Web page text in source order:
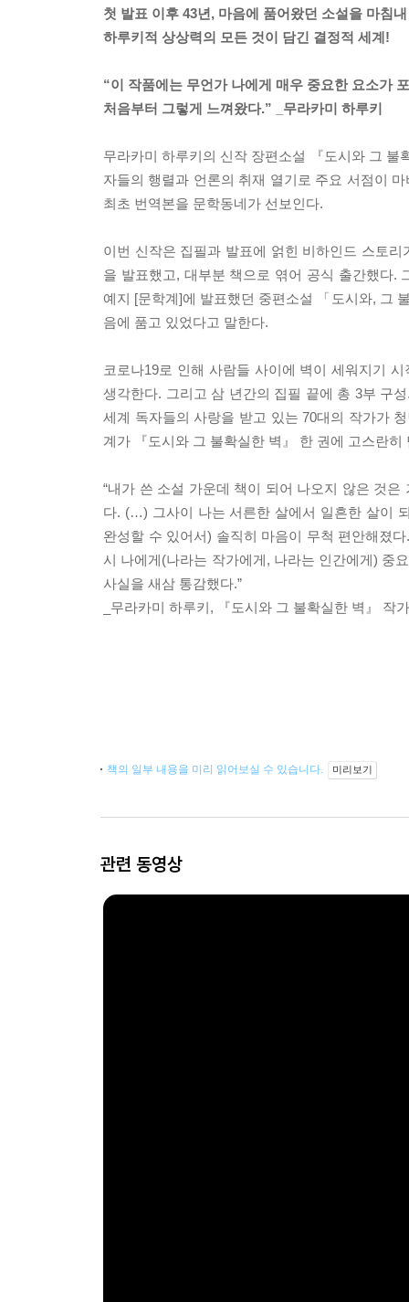
첫 발표 이후 43년, 마음에 품어왔던 소설을 마침
하루키적 상상력의 모든 것이 담긴 결정적 세계!
“이 작품에는 무언가 나에게 매우 중요한 요소가
처음부터 그렇게 느껴왔다.” _무라카미 하루키
무라카미 하루키의 신작 장편소설 『도시와 그
자들의 행렬과 언론의 취재 열기로 주요 서점이
최초 번역본을 문학동네가 선보인다.
이번 신작은 집필과 발표에 얽힌 비하인드 스토
을 발표했고, 대부분 책으로 엮어 공식 출간했다.
예지 [문학계]에 발표했던 중편소설 「도시와, 그
음에 품고 있었다고 말한다.
코로나19로 인해 사람들 사이에 벽이 세워지기
생각한다. 그리고 삼 년간의 집필 끝에 총 3부 구
세계 독자들의 사랑을 받고 있는 70대의 작가가
계가 『도시와 그 불확실한 벽』 한 권에 고스란히
“내가 쓴 소설 가운데 책이 되어 나오지 않은 것
다. (…) 그사이 나는 서른한 살에서 일흔한 살이
완성할 수 있어서) 솔직히 마음이 무척 편안해졌
시 나에게(나라는 작가에게, 나라는 인간에게) 중
사실을 새삼 통감했다.”
_무라카미 하루키, 『도시와 그 불확실한 벽』 작
책의 일부 내용을 미리 읽어보실 수 있습니다. 미리보기
관련 동영상